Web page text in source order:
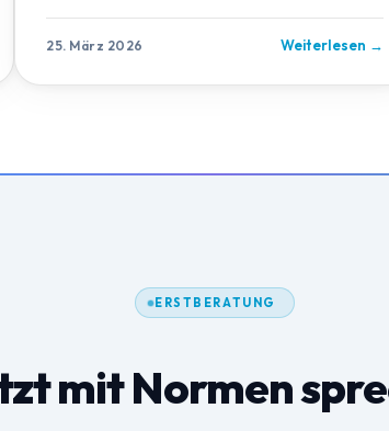
25. März 2026 Weiterlesen →
ERSTBERATUNG
mit Normen